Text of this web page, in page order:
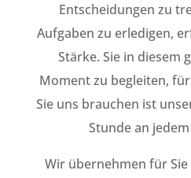
Entscheidungen zu
Aufgaben zu erledigen,
Stärke.Sie in diesem
Moment zu begleiten,
Sie uns brauchen ist
Stunde an
Wir übernehmen für